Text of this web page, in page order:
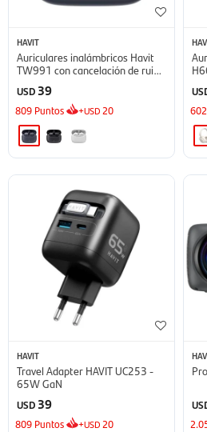
HAVIT
Auriculares inalámbricos Havit
TW991 con cancelación de ruido
USD 39
809 Puntos +USD 20 602
HAVIT
Travel Adapter HAVIT UC253 -
65W GaN
USD 39
809 Puntos +USD 20